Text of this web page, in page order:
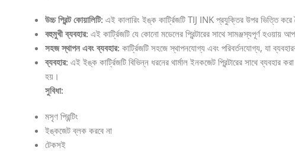
উচ্চ প্রিন্ট কোয়ালিটি: এই কালারিং ইঙ্ক কার্ট্রিজটি TIJ INK প্রযুক্তির উপর ভিত্তি করে
বহুমুখী ব্যবহার: এই কার্ট্রিজটি যে কোনো মডেলের প্রিন্টারের সাথে সামঞ্জস্যপূর্ণ হওয়ায়
সহজ স্থাপন এবং ব্যবহার: কার্ট্রিজটি সহজে স্থাপনযোগ্য এবং পরিবর্তনযোগ্য, যা
ব্যবহার: এই ইঙ্ক কার্ট্রিজটি বিভিন্ন ধরনের থার্মাল ইনকজেট প্রিন্টারের সাথে
হয়।
সুবিধা:
মসৃণ প্রিন্টিং
ইঙ্কজেট ব্লক করবে না
টেকসই